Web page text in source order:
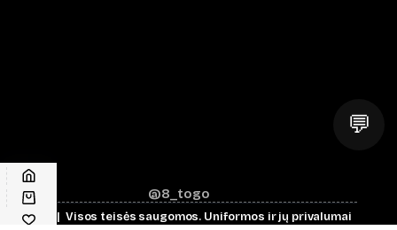
@8_togo
© 2026 | Visos teisės saugomos. Uniformos ir jų privalumai
💬